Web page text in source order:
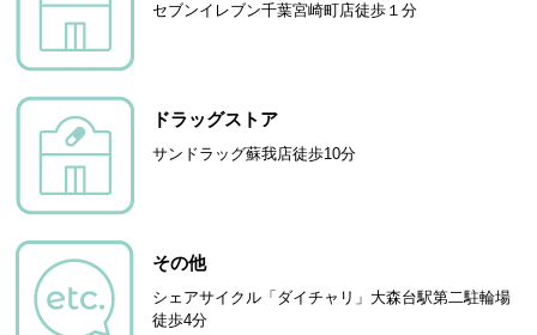
セブンイレブン千葉宮崎町店徒歩１分
ドラッグストア
サンドラッグ蘇我店徒歩10分
その他
シェアサイクル「ダイチャリ」大森台駅第二駐輪場
徒歩4分